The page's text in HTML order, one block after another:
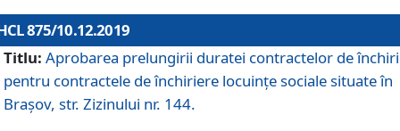
875/10.12.2019
Titlu: Aprobarea prelungirii duratei contractelor de
pentru contractele de închiriere locuinţe sociale situate în
Braşov, str. Zizinului nr. 144.